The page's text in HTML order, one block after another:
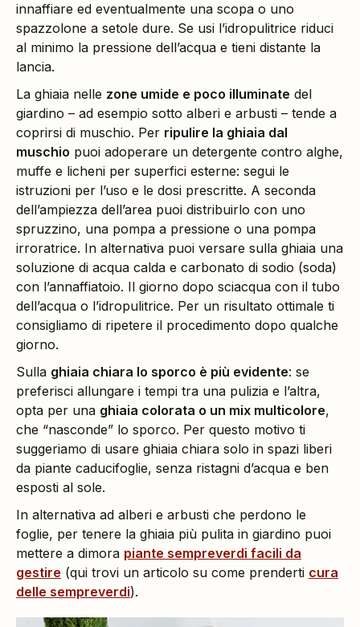
innaffiare ed eventualmente una scopa o uno
spazzolone a setole dure. Se usi l’idropulitrice riduci
al minimo la pressione dell’acqua e tieni distante la
lancia.
La ghiaia nelle zone umide e poco illuminate del
giardino – ad esempio sotto alberi e arbusti – tende a
coprirsi di muschio. Per ripulire la ghiaia dal
muschio puoi adoperare un detergente contro alghe,
muffe e licheni per superfici esterne: segui le
istruzioni per l’uso e le dosi prescritte. A seconda
dell’ampiezza dell’area puoi distribuirlo con uno
spruzzino, una pompa a pressione o una pompa
irroratrice. In alternativa puoi versare sulla ghiaia una
soluzione di acqua calda e carbonato di sodio (soda)
con l’annaffiatoio. Il giorno dopo sciacqua con il tubo
dell’acqua o l’idropulitrice. Per un risultato ottimale ti
consigliamo di ripetere il procedimento dopo qualche
giorno.
Sulla ghiaia chiara lo sporco è più evidente: se
preferisci allungare i tempi tra una pulizia e l’altra,
opta per una ghiaia colorata o un mix multicolore,
che “nasconde” lo sporco. Per questo motivo ti
suggeriamo di usare ghiaia chiara solo in spazi liberi
da piante caducifoglie, senza ristagni d’acqua e ben
esposti al sole.
In alternativa ad alberi e arbusti che perdono le
foglie, per tenere la ghiaia più pulita in giardino puoi
mettere a dimora piante sempreverdi facili da
gestire (qui trovi un articolo su come prenderti cura
delle sempreverdi).